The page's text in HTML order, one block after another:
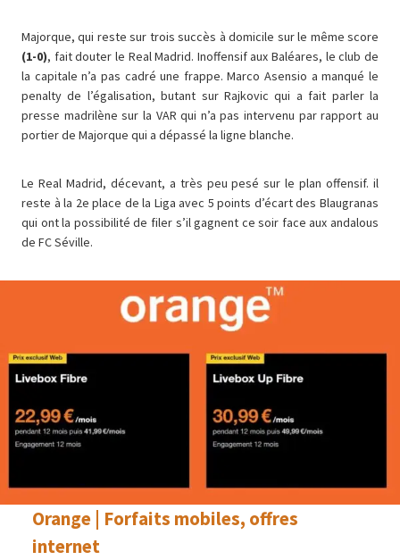
Majorque, qui reste sur trois succès à domicile sur le même score
(1-0), fait douter le Real Madrid. Inoffensif aux Baléares, le club de
la capitale n’a pas cadré une frappe. Marco Asensio a manqué le
penalty de l’égalisation, butant sur Rajkovic qui a fait parler la
presse madrilène sur la VAR qui n’a pas intervenu par rapport au
portier de Majorque qui a dépassé la ligne blanche.
Le Real Madrid, décevant, a très peu pesé sur le plan offensif. il
reste à la 2e place de la Liga avec 5 points d’écart des Blaugranas
qui ont la possibilité de filer s’il gagnent ce soir face aux andalous
de FC Séville.
Orange | Forfaits mobiles, offres
internet